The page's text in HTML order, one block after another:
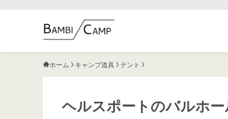
ホーム キャンプ道具 テント
ヘルスポートのバルホ